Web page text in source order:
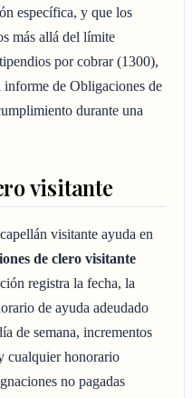
específica, y que los
más allá del límite
por cobrar (1300),
informe de Obligaciones de
durante una
visitante
visitante ayuda en
de clero visitante
registra la fecha, la
de ayuda adeudado
de semana, incrementos
cualquier honorario
no pagadas